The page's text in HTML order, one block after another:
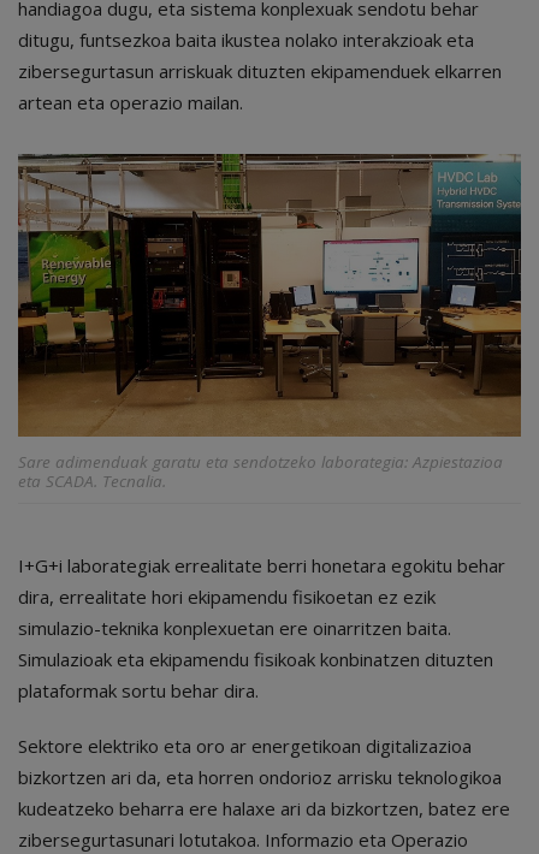
handiagoa dugu, eta sistema konplexuak sendotu behar
ditugu, funtsezkoa baita ikustea nolako interakzioak eta
zibersegurtasun arriskuak dituzten ekipamenduek elkarren
artean eta operazio mailan.
Sare adimenduak garatu eta sendotzeko laborategia: Azpiestazioa
eta SCADA. Tecnalia.
I+G+i laborategiak errealitate berri honetara egokitu behar
dira, errealitate hori ekipamendu fisikoetan ez ezik
simulazio-teknika konplexuetan ere oinarritzen baita.
Simulazioak eta ekipamendu fisikoak konbinatzen dituzten
plataformak sortu behar dira.
Sektore elektriko eta oro ar energetikoan digitalizazioa
bizkortzen ari da, eta horren ondorioz arrisku teknologikoa
kudeatzeko beharra ere halaxe ari da bizkortzen, batez ere
zibersegurtasunari lotutakoa. Informazio eta Operazio